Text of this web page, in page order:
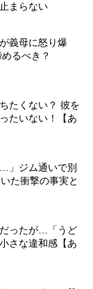
まらない
義母に怒り爆
るべき？
たくない？ 彼を
たいない！【あ
」ジム通いで別
た衝撃の事実と
ったが…「うど
さな違和感【あ